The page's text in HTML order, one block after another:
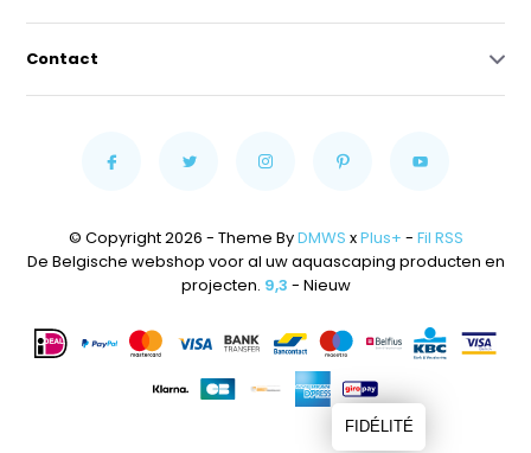
Contact
© Copyright 2026 - Theme ByDMWS xPlus+ - Fil RSS
De Belgische webshop voor al uw aquascaping producten en
projecten. 9,3 - Nieuw
FIDÉLITÉ